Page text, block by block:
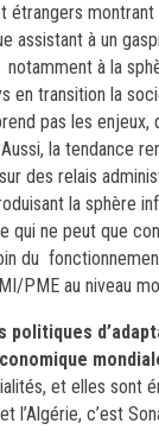
étrangers
assistant à un
à la
en transition la
pas les
la tendance
des relais
la sphère
ne peut que
du
PME au niveau
politiques
et elles sont
l’Algérie, c’est